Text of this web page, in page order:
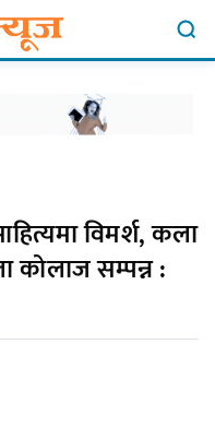
विमर्श, कला
कोलाज सम्पन्न :